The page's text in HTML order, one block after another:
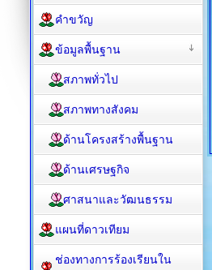
คำขวัญ
ข้อมูลพื้นฐาน
สภาพทั่วไป
สภาพทางสังคม
ด้านโครงสร้างพื้นฐาน
ด้านเศรษฐกิจ
ศาสนาและวัฒนธรรม
แผนที่ดาวเทียม
ช่องทางการร้องเรียนใน